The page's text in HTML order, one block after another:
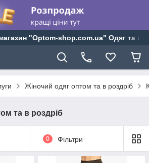
"Optom-shop.com.ua" Одяг та
Жіночий одяг оптом та в роздріб
та в роздріб
0 Фільтри